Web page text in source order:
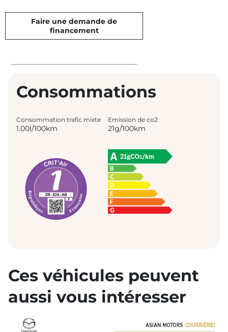
Faire une demande de
financement
Consommations
Consommation trafic mixte
1.00l/100km
Emission de co2
21g/100km
Ces véhicules peuvent
aussi vous intéresser